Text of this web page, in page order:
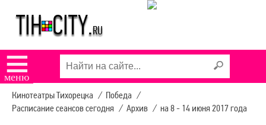
☰
меню
Кинотеатры Тихорецка / Победа /
Расписание сеансов сегодня / Архив / на 8 - 14 июня 2017 года